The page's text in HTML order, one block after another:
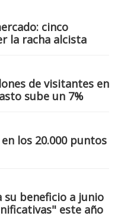
cinco
la racha alcista
de visitantes en
sube un 7%
los 20.000 puntos
su beneficio a junio
este año